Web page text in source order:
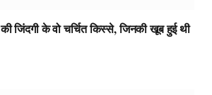
जिंदगी के वो चर्चित किस्से, जिनकी खूब हुई थी